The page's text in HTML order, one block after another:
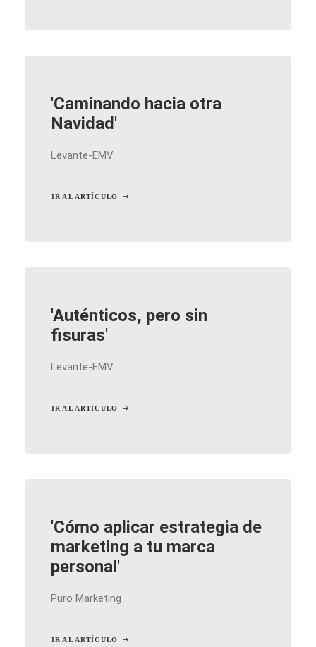
'Caminando hacia otra
Navidad'
Levante-EMV
IR AL ARTÍCULO
'Auténticos, pero sin
fisuras'
Levante-EMV
IR AL ARTÍCULO
'Cómo aplicar estrategia de
marketing a tu marca
personal'
Puro Marketing
IR AL ARTÍCULO